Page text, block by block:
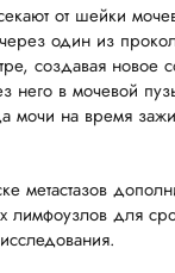
от шейки
один из
создавая новое
него в мочевой
мочи на время
метастазов
лимфоузлов для